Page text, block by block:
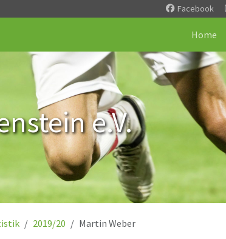
Facebook
Home
e.V.
2019/20 Martin Weber